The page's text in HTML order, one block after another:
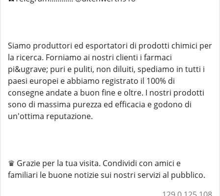
Siamo produttori ed esportatori di prodotti chimici per
la ricerca. Forniamo ai nostri clienti i farmaci
pi&ugrave; puri e puliti, non diluiti, spediamo in tutti i
paesi europei e abbiamo registrato il 100% di
consegne andate a buon fine e oltre. I nostri prodotti
sono di massima purezza ed efficacia e godono di
un'ottima reputazione.
♛ Grazie per la tua visita. Condividi con amici e
familiari le buone notizie sui nostri servizi al pubblico.